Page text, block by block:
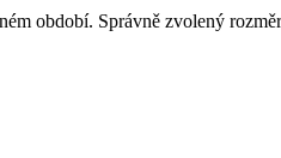
období. Správně zvolený